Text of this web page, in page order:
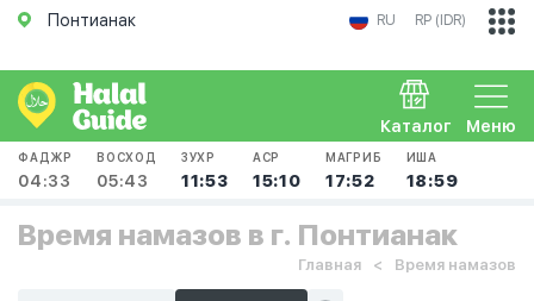
Понтианак RU RP (IDR)
Меню
Каталог
ФАДЖР
04:33
ВОСХОД
05:43
ЗУХР
11:53
АСР
15:10
МАГРИБ
17:52
ИША
18:59
Время намазов в г. Понтианак
Главная Время намазов